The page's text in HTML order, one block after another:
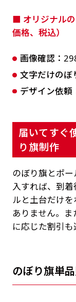
■ オリジナル
価格、税込）
画像確認：
文字だけのぼ
デザイン依頼
届いてすぐ
り旗制作
のぼり旗とポ
入すれば、到
ルと土台だけ
ありません。
に応じた割引も
のぼり旗単